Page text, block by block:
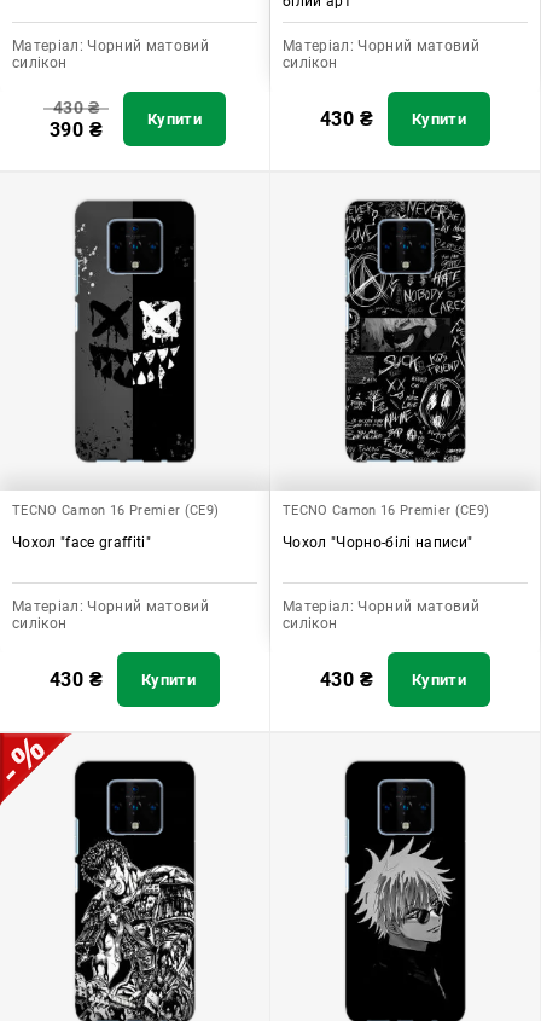
Матеріал: Чорний матовий
силікон
430₴
390 ₴ Купити
Матеріал: Чорний матовий
силікон
430 ₴ Купити
TECNO Camon 16 Premier (CE9)
Чохол "face graffiti"
Матеріал: Чорний матовий
силікон
430 ₴ Купити
TECNO Camon 16 Premier (CE9)
Чохол "Чорно-білі написи"
Матеріал: Чорний матовий
силікон
430 ₴ Купити